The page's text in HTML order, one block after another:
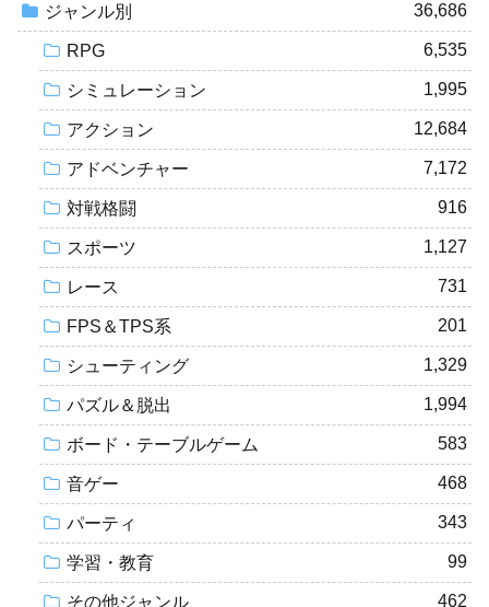
ジャンル別 36,686
RPG 6,535
シミュレーション 1,995
アクション 12,684
アドベンチャー 7,172
対戦格闘 916
スポーツ 1,127
レース 731
FPS＆TPS系 201
シューティング 1,329
パズル＆脱出 1,994
ボード・テーブルゲーム 583
音ゲー 468
パーティ 343
学習・教育 99
その他ジャンル 462